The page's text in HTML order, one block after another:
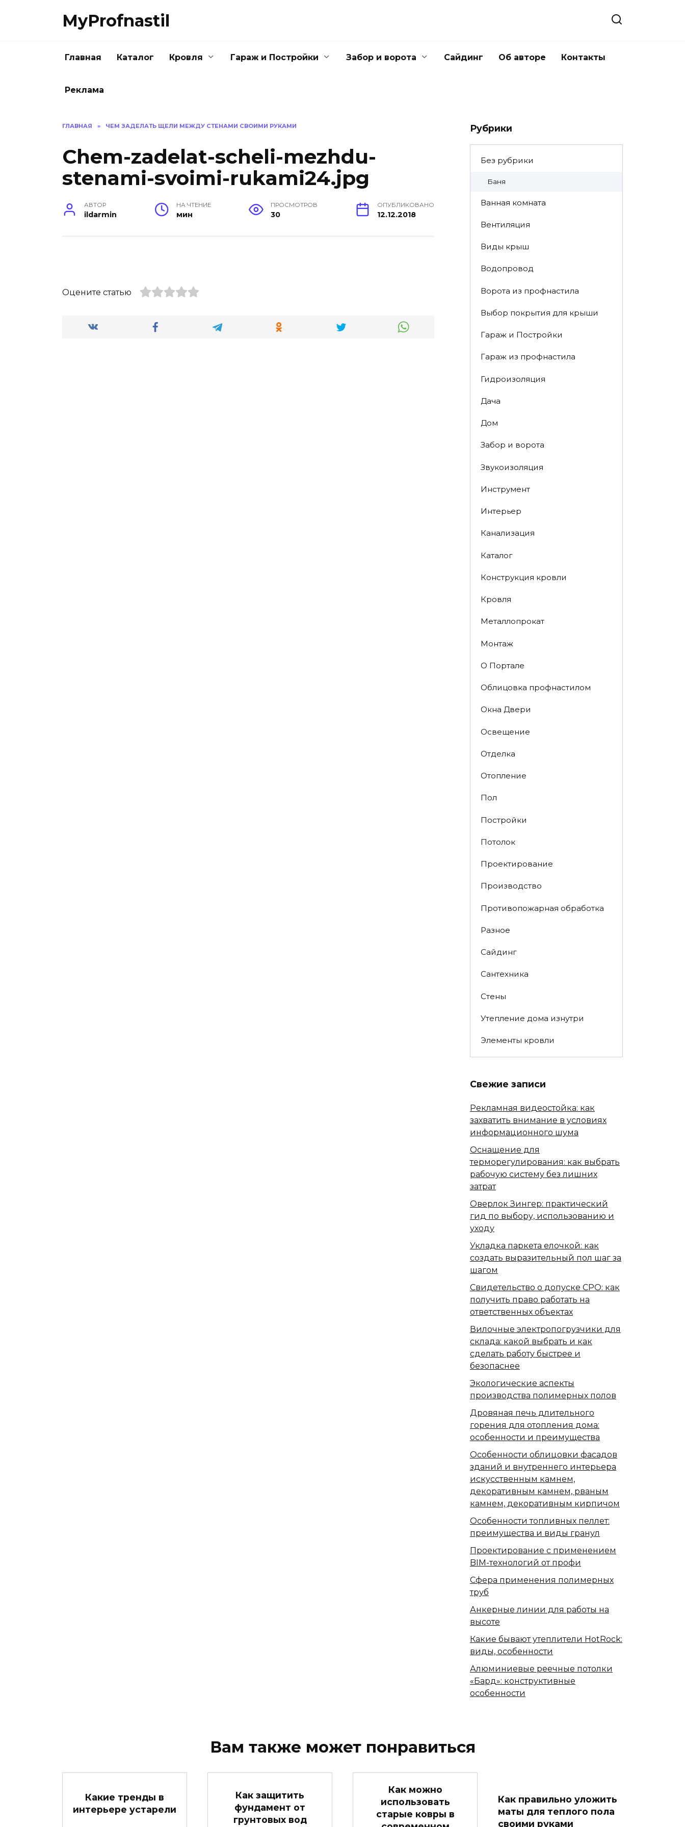
MyProfnastil
Главная Каталог Кровля Гараж и Постройки Забор и ворота Сайдинг Об авторе Контакты
Реклама
ГЛАВНАЯ » ЧЕМ ЗАДЕЛАТЬ ЩЕЛИ МЕЖДУ СТЕНАМИ СВОИМИ РУКАМИ
Chem-zadelat-scheli-mezhdu-
stenami-svoimi-rukami24.jpg
АВТОР
ildarmin
НА ЧТЕНИЕ
мин
ПРОСМОТРОВ
30
ОПУБЛИКОВАНО
12.12.2018
Оцените статью
Рубрики
Без рубрики
Баня
Ванная комната
Вентиляция
Виды крыш
Водопровод
Ворота из профнастила
Выбор покрытия для крыши
Гараж и Постройки
Гараж из профнастила
Гидроизоляция
Дача
Дом
Забор и ворота
Звукоизоляция
Инструмент
Интерьер
Канализация
Каталог
Конструкция кровли
Кровля
Металлопрокат
Монтаж
О Портале
Облицовка профнастилом
Окна Двери
Освещение
Отделка
Отопление
Пол
Постройки
Потолок
Проектирование
Производство
Противопожарная обработка
Разное
Сайдинг
Сантехника
Стены
Утепление дома изнутри
Элементы кровли
Свежие записи
Рекламная видеостойка: как
захватить внимание в условиях
информационного шума
Оснащение для
терморегулирования: как выбрать
рабочую систему без лишних
затрат
Оверлок Зингер: практический
гид по выбору, использованию и
уходу
Укладка паркета елочкой: как
создать выразительный пол шаг за
шагом
Свидетельство о допуске СРО: как
получить право работать на
ответственных объектах
Вилочные электропогрузчики для
склада: какой выбрать и как
сделать работу быстрее и
безопаснее
Экологические аспекты
производства полимерных полов
Дровяная печь длительного
горения для отопления дома:
особенности и преимущества
Особенности облицовки фасадов
зданий и внутреннего интерьера
искусственным камнем,
декоративным камнем, рваным
камнем, декоративным кирпичом
Особенности топливных пеллет:
преимущества и виды гранул
Проектирование с применением
BIM-технологий от профи
Сфера применения полимерных
труб
Анкерные линии для работы на
высоте
Какие бывают утеплители HotRock:
виды, особенности
Алюминиевые реечные потолки
«Бард»: конструктивные
особенности
Вам также может понравиться
Какие тренды в
интерьере устарели
Как защитить
фундамент от
грунтовых вод
Как можно
использовать
старые ковры в
Как правильно уложить
маты для теплого пола
своими руками